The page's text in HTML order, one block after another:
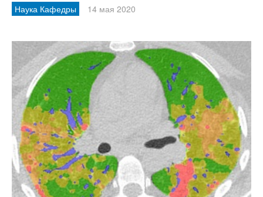
Наука Кафедры 14 мая 2020